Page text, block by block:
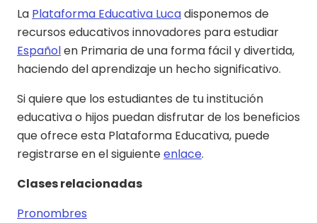
La Plataforma Educativa Lucadisponemos de
recursos educativos innovadores para estudiar
Españolen Primaria de una forma fácil y divertida,
haciendo del aprendizaje un hecho significativo.
Si quiere que los estudiantes de tu institución
educativa o hijos puedan disfrutar de los beneficios
que ofrece esta Plataforma Educativa, puede
registrarse en el siguienteenlace.
Clases relacionadas
Pronombres